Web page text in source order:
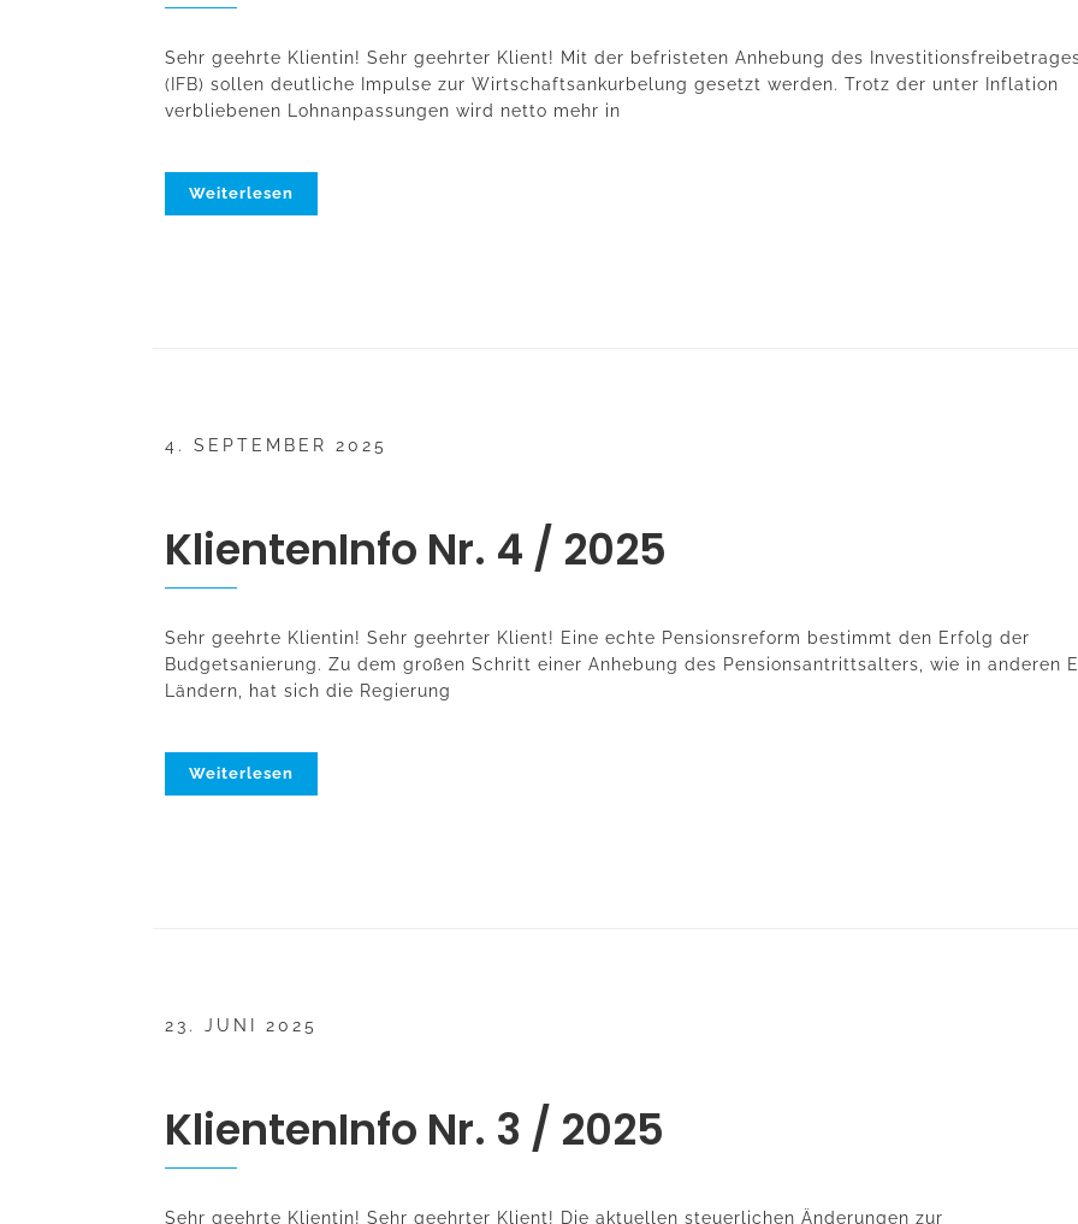
Sehr geehrte Klientin! Sehr geehrter Klient! Mit der befristeten Anhebung des
(IFB) sollen deutliche Impulse zur Wirtschaftsankurbelung gesetzt werden. Trotz der unter Inflation
verbliebenen Lohnanpassungen wird netto mehr in
Weiterlesen
4. SEPTEMBER 2025
KlientenInfo Nr. 4 / 2025
Sehr geehrte Klientin! Sehr geehrter Klient! Eine echte Pensionsreform bestimmt den Erfolg der
Budgetsanierung. Zu dem großen Schritt einer Anhebung des Pensionsantrittsalters, wie in anderen
Ländern, hat sich die Regierung
Weiterlesen
23. JUNI 2025
KlientenInfo Nr. 3 / 2025
Sehr geehrte Klientin! Sehr geehrter Klient! Die aktuellen steuerlichen Änderungen zur